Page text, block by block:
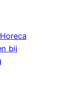
Horeca
bij